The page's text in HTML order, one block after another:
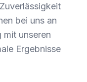
bei uns an
mit unseren
Ergebnisse